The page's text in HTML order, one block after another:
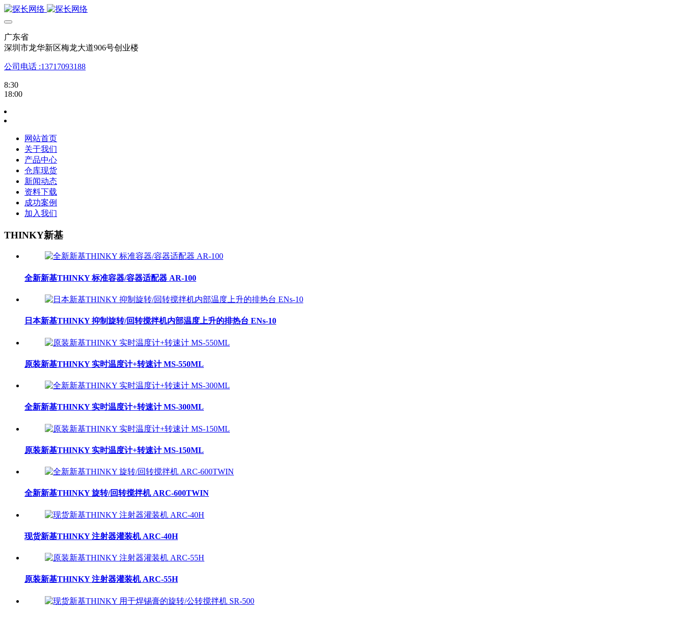
广东省
深圳市龙华新区梅龙大道906号创业楼
公司电话 :13717093188
8:30
18:00
网站首页
关于我们
产品中心
仓库现货
新闻动态
资料下载
成功案例
加入我们
THINKY新基
全新新基THINKY 标准容器/容器适配器 AR-100
日本新基THINKY 抑制旋转/回转搅拌机内部温度上升的排热台 ENs-10
原装新基THINKY 实时温度计+转速计 MS-550ML
全新新基THINKY 实时温度计+转速计 MS-300ML
原装新基THINKY 实时温度计+转速计 MS-150ML
全新新基THINKY 旋转/回转搅拌机 ARC-600TWIN
现货新基THINKY 注射器灌装机 ARC-40H
原装新基THINKY 注射器灌装机 ARC-55H